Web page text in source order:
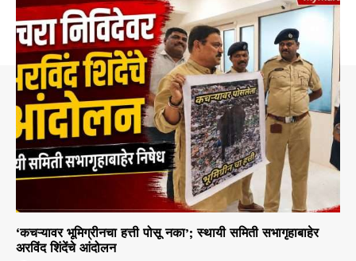
‘कचऱ्यावर भूमिग्रीनचा हत्ती पोसू नका’; स्थायी समिती सभागृहाबाहेर
अरविंद शिंदेंचे आंदोलन